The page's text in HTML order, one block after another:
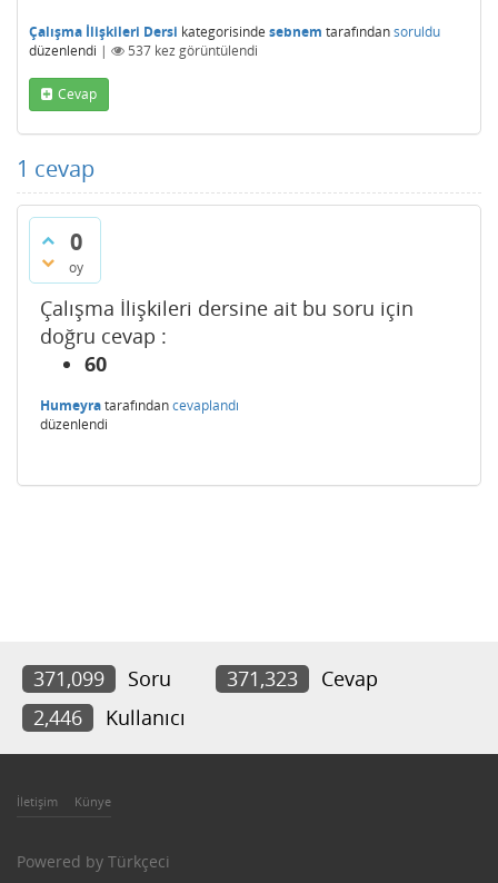
Çalışma İlişkileri Dersi kategorisinde sebnem tarafındansoruldu
düzenlendi | 537 kez görüntülendi
Cevap
1 cevap
0
oy
Çalışma İlişkileri dersine ait bu soru için
doğru cevap :
60
Humeyratarafındancevaplandı
düzenlendi
371,099 Soru 371,323
Cevap
2,446
Kullanıcı
İletişim Künye
Powered by Türkçeci